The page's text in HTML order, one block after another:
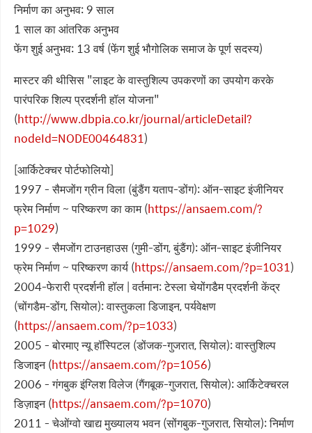
निर्माण का अनुभव: 9 साल
1 साल का आंतरिक अनुभव
फेंग शुई अनुभव: 13 वर्ष (फेंग शुई भौगोलिक समाज के पूर्ण सदस्य)
मास्टर की थीसिस "लाइट के वास्तुशिल्प उपकरणों का उपयोग करके
पारंपरिक शिल्प प्रदर्शनी हॉल योजना"
(http://www.dbpia.co.kr/journal/articleDetail?
nodeId=NODE00464831)
[आर्किटेक्चर पोर्टफोलियो]
1997 - सैमजोंग ग्रीन विला (बुंडैंग यताप-डोंग): ऑन-साइट इंजीनियर
फ्रेम निर्माण ~ परिष्करण का काम (https://ansaem.com/?
p=1029)
1999 - सैमजोंग टाउनहाउस (गुमी-डोंग, बुंडैंग): ऑन-साइट इंजीनियर
फ्रेम निर्माण ~ परिष्करण कार्य (https://ansaem.com/?p=1031)
2004-फेरारी प्रदर्शनी हॉल | वर्तमान: टेस्ला चेयोंगडैम प्रदर्शनी केंद्र
(चोंगडैम-डोंग, सियोल): वास्तुकला डिजाइन, पर्यवेक्षण
(https://ansaem.com/?p=1033)
2005 - बोरमाए न्यू हॉस्पिटल (डोंजक-गुजरात, सियोल): वास्तुशिल्प
डिजाइन (https://ansaem.com/?p=1056)
2006 - गंगबुक इंग्लिश विलेज (गैंगबूक-गुजरात, सियोल): आर्किटेक्चरल
डिज़ाइन (https://ansaem.com/?p=1070)
2011 - चेओंग्वो खाद्य मुख्यालय भवन (सोंगबुक-गुजरात, सियोल): निर्माण